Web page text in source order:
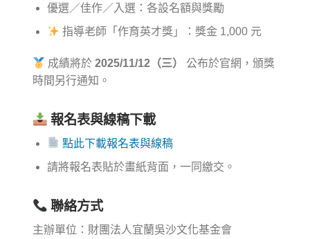
優選／佳作／入選：各設名額與獎勵
指導老師「作育英才獎」：獎金 1,000 元
成績將於2025/11/12（三）
公布於官網，頒獎
時間另行通知。
報名表與線稿下載
點此下載報名表與線稿
請將報名表貼於畫紙背面，一同繳交。
聯絡方式
主辦單位：財團法人宜蘭吳沙文化基金會